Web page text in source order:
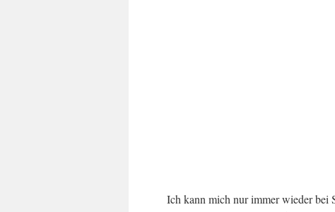
Ich kann mich nur immer wieder bei